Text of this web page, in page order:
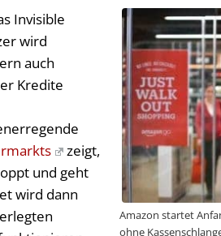
Amazon startet
ohne
Invisible
wird
auch
Kredite
zeigt,
und geht
wird dann